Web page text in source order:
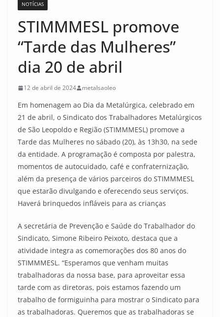
NOTÍCIAS
STIMMMESL promove
“Tarde das Mulheres”
dia 20 de abril
12 de abril de 2024 metalsaoleo
Em homenagem ao Dia da Metalúrgica, celebrado em
21 de abril, o Sindicato dos Trabalhadores Metalúrgicos
de São Leopoldo e Região (STIMMMESL) promove a
Tarde das Mulheres no sábado (20), às 13h30, na sede
da entidade. A programação é composta por palestra,
momentos de autocuidado, café e confraternização,
além da presença de vários parceiros do STIMMMESL
que estarão divulgando e oferecendo seus serviços.
Haverá brinquedos infláveis para as crianças
A secretária de Prevenção e Saúde do Trabalhador do
Sindicato, Simone Ribeiro Peixoto, destaca que a
atividade integra as comemorações dos 80 anos do
STIMMMESL. “Esperamos que venham muitas
trabalhadoras da nossa base, para aproveitar essa
tarde com as diretoras, pois estamos fazendo um
trabalho de formiguinha para mostrar o Sindicato para
as trabalhadoras. Queremos que as trabalhadoras se